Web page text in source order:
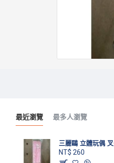
最近瀏覽 最多人瀏覽
NT$ 260